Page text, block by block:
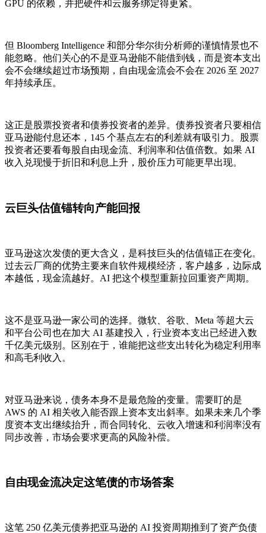
GPU 的依赖，并把硬件和云服务绑定得更紧。
但 Bloomberg Intelligence 和部分华尔街分析师的谨慎情景也不
能忽略。他们关心的不是亚马逊能不能借到钱，而是资本支出
会不会继续超过市场预期，自由现金流会不会在 2026 至 2027
年持续承压。
这正是股票投资者和债券投资者的差异。债券投资者只要相信
亚马逊能付息还本，145 个基点左右的利差就有吸引力。股票
投资者还要看每股自由现金流、利润率和估值倍数。如果 AI
收入兑现慢于折旧和利息上升，股价压力可能更早出现。
云巨头估值锚转向产能回报
亚马逊这次发债的更大含义，是科技巨头的估值锚正在变化。
过去云厂商的优势主要来自软件规模经济，客户越多，边际成
本越低，现金流越好。AI 把这个模型重新拉回重资产周期。
这不是亚马逊一家公司的选择。微软、谷歌、Meta 等超大云
和平台公司也在加大 AI 基建投入，行业资本支出已经进入数
千亿美元级别。区别在于，谁能把这些支出转化为稳定利用率
和高毛利收入。
对亚马逊来说，债务本身不是最危险的变量。需要盯的是
AWS 的 AI 相关收入能否跟上资本支出斜率。如果未来几个季
度资本支出继续抬升，而合同转化、云收入增速和利润率没有
同步改善，市场会要求更高的风险补偿。
自由现金流决定这笔债的市场答案
这笔 250 亿美元债券把亚马逊的 AI 投资周期推到了资产负债